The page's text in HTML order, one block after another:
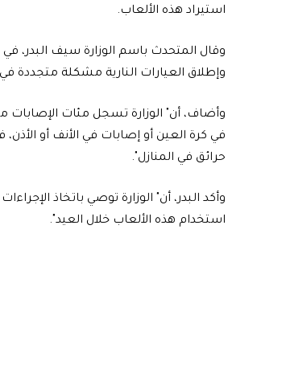
استيراد هذه الألعاب.
وقال المتحدث باسم الوزارة سيف البدر، في
وإطلاق العيارات النارية مشكلة متجددة
وأضاف، أن" الوزارة تسجل مئات
في كرة العين أو إصابات في الأنف أو
حرائق في المنازل".
وأكد البدر، أن" الوزارة توصي باتخاذ
استخدام هذه الألعاب خلال العيد".